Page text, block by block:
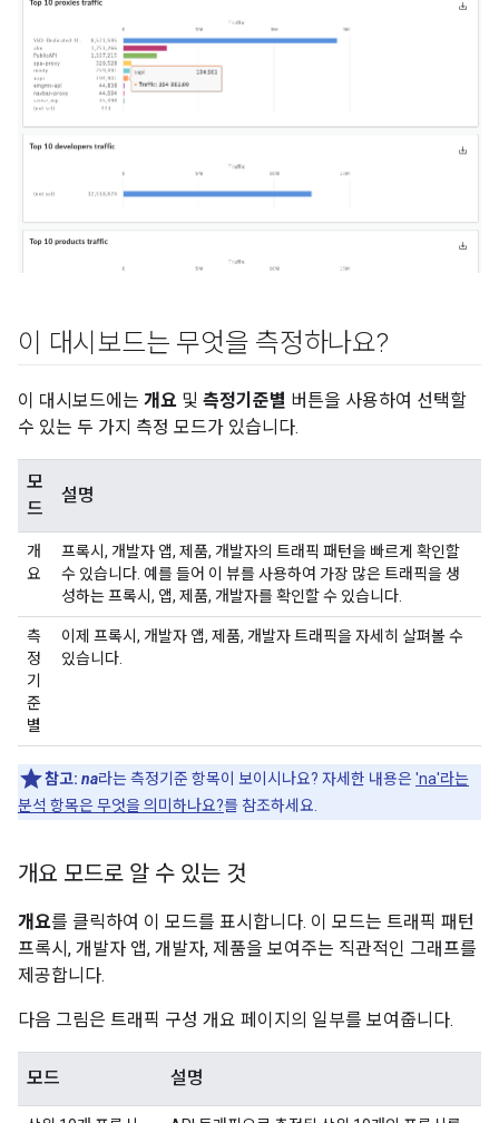
이 대시보드는 무엇을 측정하나요?
이 대시보드에는 개요 및 측정기준별 버튼을 사용하여 선택할
수 있는 두 가지 측정 모드가 있습니다.
모
드
설명
개
요
프록시, 개발자 앱, 제품, 개발자의 트래픽 패턴을 빠르게 확인할
수 있습니다. 예를 들어 이 뷰를 사용하여 가장 많은 트래픽을 생
성하는 프록시, 앱, 제품, 개발자를 확인할 수 있습니다.
측
정
기
준
별
이제 프록시, 개발자 앱, 제품, 개발자 트래픽을 자세히 살펴볼 수
있습니다.
참고: na라는 측정기준 항목이 보이시나요? 자세한 내용은'na'라는
분석 항목은 무엇을 의미하나요?를 참조하세요.
개요 모드로 알 수 있는 것
개요를 클릭하여 이 모드를 표시합니다. 이 모드는 트래픽 패턴
프록시, 개발자 앱, 개발자, 제품을 보여주는 직관적인 그래프를
제공합니다.
다음 그림은 트래픽 구성 개요 페이지의 일부를 보여줍니다.
모드 설명